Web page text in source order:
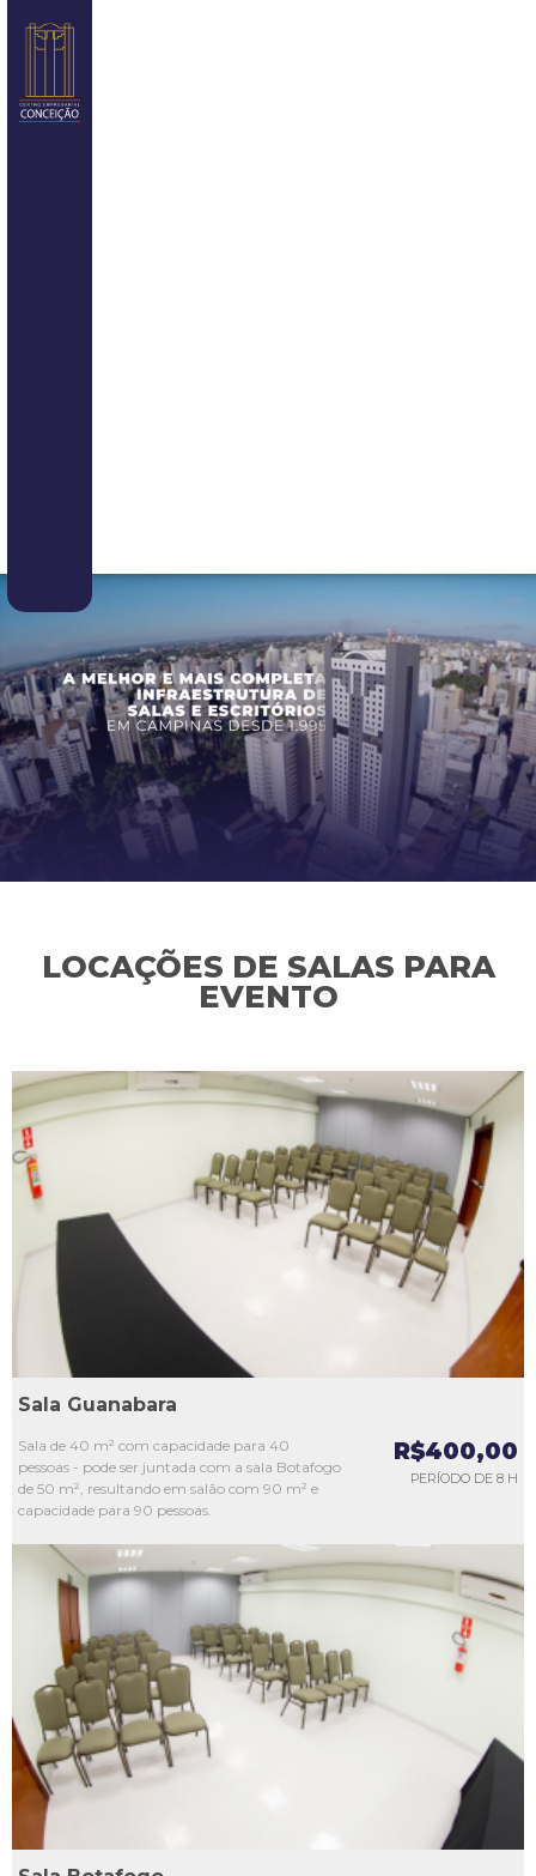
LOCAÇÕES DE SALAS PARA
EVENTO
L4
L5
Sala Guanabara
Sala de 40 m² com capacidade para 40
pessoas - pode ser juntada com a sala Botafogo
de 50 m², resultando em salão com 90 m² e
capacidade para 90 pessoas.
R$400,00
PERÍODO DE 8 H
L1
L2
L3
L4